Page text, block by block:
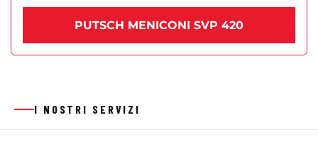
PUTSCH MENICONI SVP 420
I NOSTRI SERVIZI